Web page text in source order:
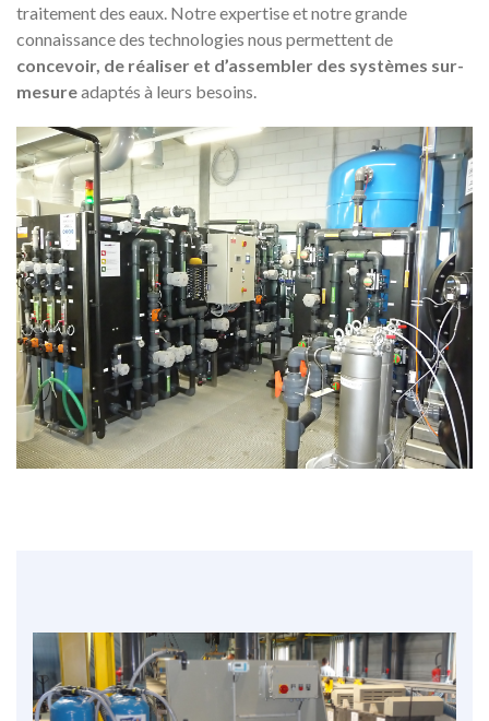
traitement des eaux. Notre expertise et notre grande
connaissance des technologies nous permettent de
concevoir, de réaliser et d’assembler des systèmes sur-
mesureadaptés à leurs besoins.